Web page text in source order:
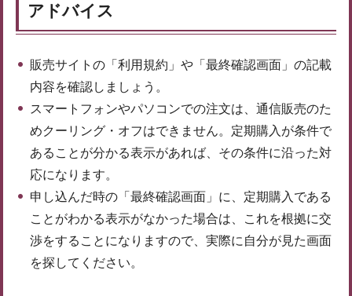
アドバイス
販売サイトの「利用規約」や「最終確認画面」の記載
内容を確認しましょう。
スマートフォンやパソコンでの注文は、通信販売のた
めクーリング・オフはできません。定期購入が条件で
あることが分かる表示があれば、その条件に沿った対
応になります。
申し込んだ時の「最終確認画面」に、定期購入である
ことがわかる表示がなかった場合は、これを根拠に交
渉をすることになりますので、実際に自分が見た画面
を探してください。